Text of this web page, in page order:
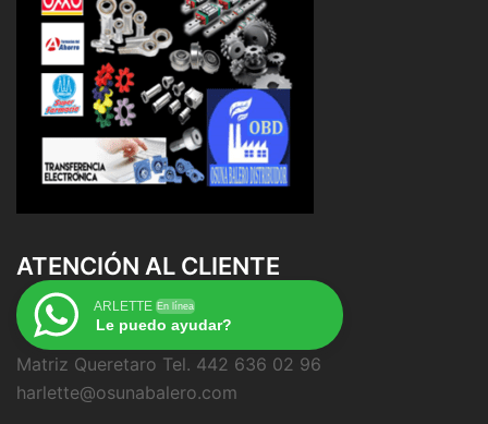
ATENCIÓN AL CLIENTE
ARLETTE En línea
Le puedo ayudar?
Matriz Queretaro Tel. 442 636 02 96
harlette@osunabalero.com